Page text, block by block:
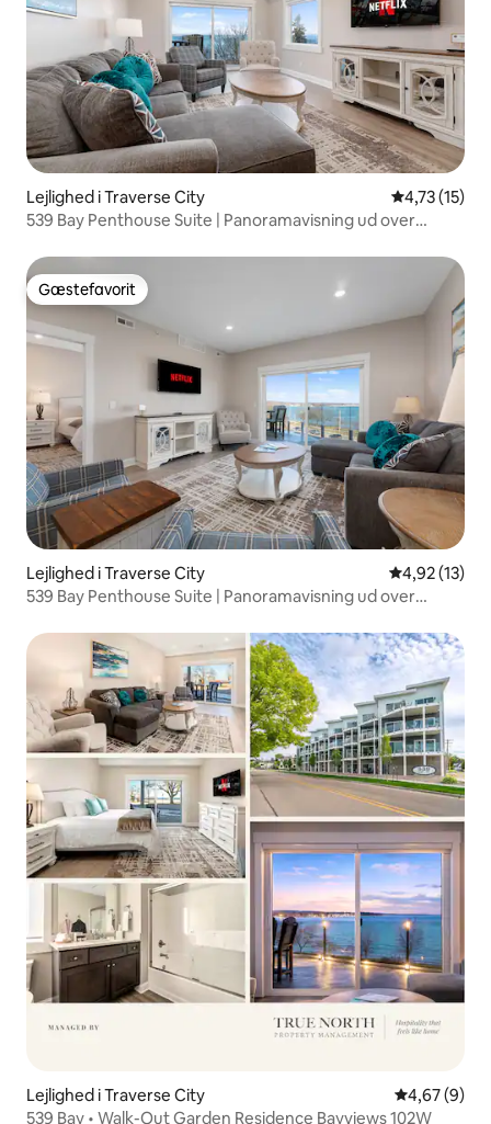
Lejlighed i Traverse City 4,73 ud af 5
4,73 (15)
539 Bay Penthouse Suite | Panoramavisning ud over
Gæstefavorit
Gæstefavorit
Lejlighed i Traverse City 4,92 ud af 5
4,92 (13)
539 Bay Penthouse Suite | Panoramavisning ud over
Lejlighed i Traverse City 4,67 ud af 5
4,67 (9)
539 Bay • Walk-Out Garden Residence Bayviews 102W